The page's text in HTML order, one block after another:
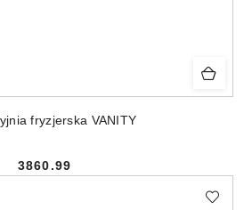
fryzjerska VANITY
Cena:
3860.99